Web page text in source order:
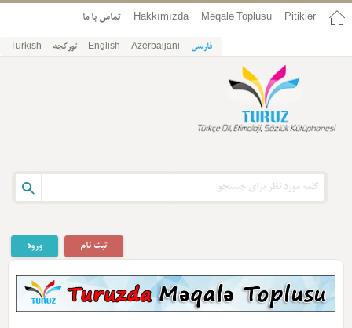
Pitiklər
Məqalə Toplusu
Hakkımızda تماس با ما
فارسی Azerbaijani
English تورکجه Turkish
ورود ثبت نام